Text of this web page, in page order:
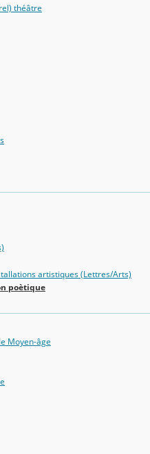
théâtre
artistiques (Lettres/Arts)
poètique
Moyen-âge